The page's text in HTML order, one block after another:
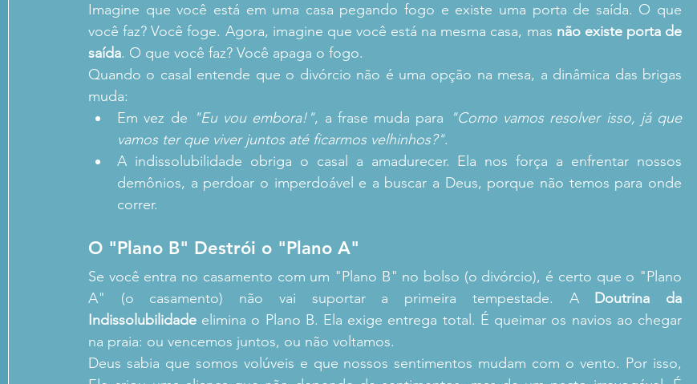
Imagine que você está em uma casa pegando fogo e existe uma porta de saída. O que
você faz? Você foge. Agora, imagine que você está na mesma casa, mas não existe porta de
saída. O que você faz? Você apaga o fogo.
Quando o casal entende que o divórcio não é uma opção na mesa, a dinâmica das brigas
muda:
Em vez de "Eu vou embora!", a frase muda para
"Como vamos resolver isso, já que
vamos ter que viver juntos até ficarmos velhinhos?".
A indissolubilidade obriga o casal a amadurecer. Ela nos força a enfrentar nossos
demônios, a perdoar o imperdoável e a buscar a Deus, porque não temos para onde
correr.
O "Plano B" Destrói o "Plano A"
Se você entra no casamento com um "Plano B" no bolso (o divórcio), é certo que o "Plano
A" (o casamento) não vai suportar a primeira tempestade. A Doutrina da
Indissolubilidade elimina o Plano B. Ela exige entrega total. É queimar os navios ao chegar
na praia: ou vencemos juntos, ou não voltamos.
Deus sabia que somos volúveis e que nossos sentimentos mudam com o vento. Por isso,